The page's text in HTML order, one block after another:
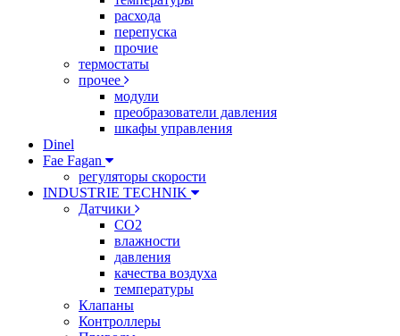
расхода
перепуска
прочие
термостаты
прочее
модули
преобразователи давления
шкафы управления
Dinel
Fae Fagan
регуляторы скорости
INDUSTRIE TECHNIK
Датчики
CO2
влажности
давления
качества воздуха
температуры
Клапаны
Контроллеры